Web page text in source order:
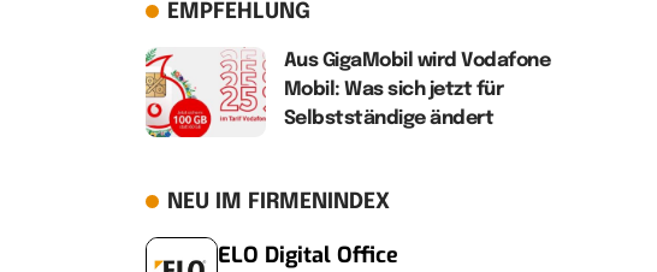
EMPFEHLUNG
Aus GigaMobil wird Vodafone
Mobil: Was sich jetzt für
Selbstständige ändert
NEU IM FIRMENINDEX
ELO Digital Office